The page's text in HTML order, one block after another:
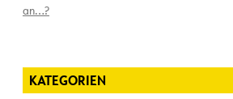
an…?
KATEGORIEN